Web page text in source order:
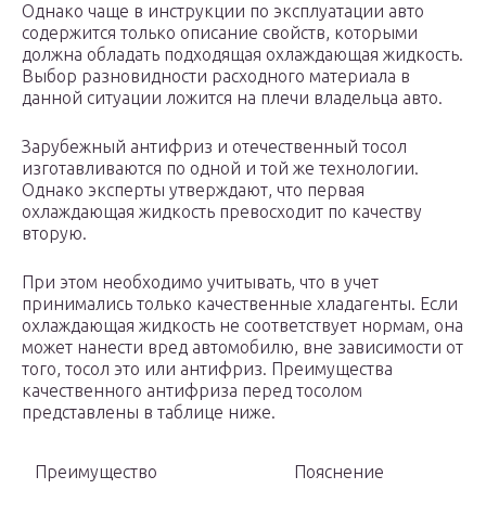
Однако чаще в инструкции по эксплуатации авто
содержится только описание свойств, которыми
должна обладать подходящая охлаждающая жидкость.
Выбор разновидности расходного материала в
данной ситуации ложится на плечи владельца авто.
Зарубежный антифриз и отечественный тосол
изготавливаются по одной и той же технологии.
Однако эксперты утверждают, что первая
охлаждающая жидкость превосходит по качеству
вторую.
При этом необходимо учитывать, что в учет
принимались только качественные хладагенты. Если
охлаждающая жидкость не соответствует нормам, она
может нанести вред автомобилю, вне зависимости от
того, тосол это или антифриз. Преимущества
качественного антифриза перед тосолом
представлены в таблице ниже.
Преимущество Пояснение